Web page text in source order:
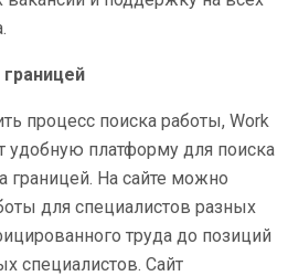
границей
процесс поиска работы, Work
удобную платформу для поиска
границей. На сайте можно
для специалистов разных
труда до позиций
специалистов. Сайт